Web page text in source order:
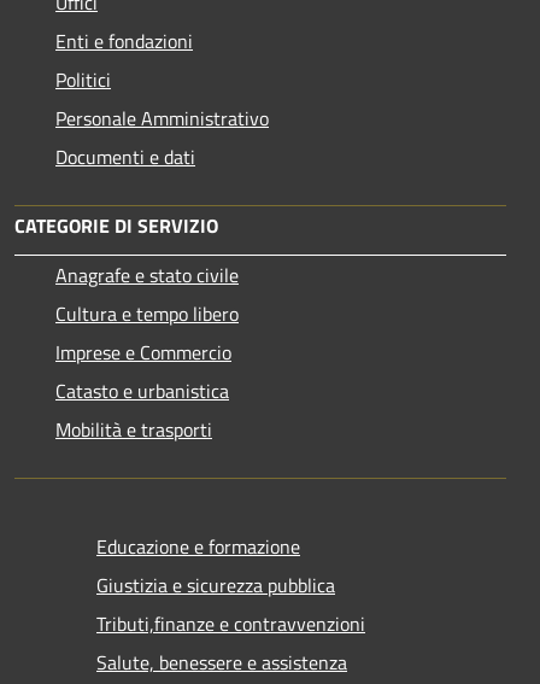
Enti e fondazioni
Politici
Personale Amministrativo
Documenti e dati
CATEGORIE DI SERVIZIO
Anagrafe e stato civile
Cultura e tempo libero
Imprese e Commercio
Catasto e urbanistica
Mobilità e trasporti
Educazione e formazione
Giustizia e sicurezza pubblica
Tributi,finanze e contravvenzioni
Salute, benessere e assistenza